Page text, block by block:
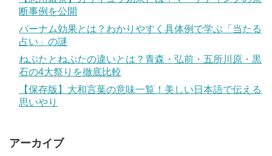
断事例を公開
バーナム効果とは？わかりやすく具体例で学ぶ「当たる
占い」の謎
ねぶたとねぷたの違いとは？青森・弘前・五所川原・黒
石の4大祭りを徹底比較
【保存版】大和言葉の意味一覧！美しい日本語で伝える
思いやり
アーカイブ